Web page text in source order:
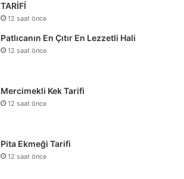
TARİFİ
12 saat önce
Patlıcanın En Çıtır En Lezzetli Hali
12 saat önce
Mercimekli Kek Tarifi
12 saat önce
Pita Ekmeği Tarifi
12 saat önce